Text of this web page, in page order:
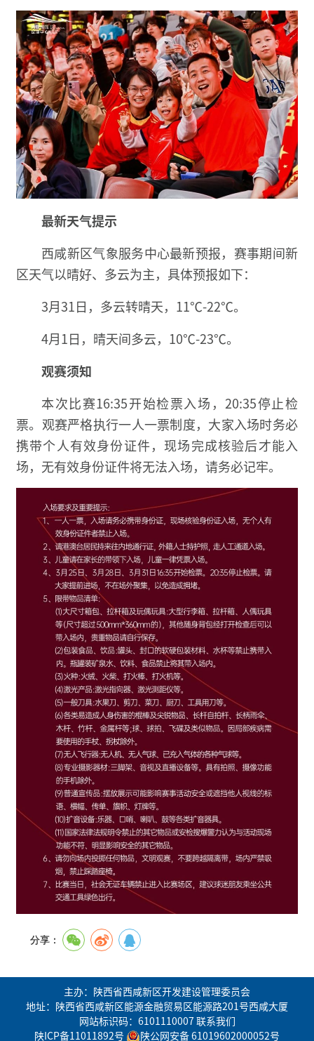
最新天气提示
西咸新区气象服务中心最新预报，赛事期间新
区天气以晴好、多云为主，具体预报如下：
3月31日，多云转晴天，11℃-22℃。
4月1日，晴天间多云，10℃-23℃。
观赛须知
本次比赛16:35开始检票入场，20:35停止检
票。观赛严格执行一人一票制度，大家入场时务必
携带个人有效身份证件，现场完成核验后才能入
场，无有效身份证件将无法入场，请务必记牢。
分享：
主办：陕西省西咸新区开发建设管理委员会
地址：陕西省西咸新区能源金融贸易区能源路201号西咸大厦
网站标识码：6101110007 联系我们
陕ICP备11011892号
陕公网安备 61019602000052号